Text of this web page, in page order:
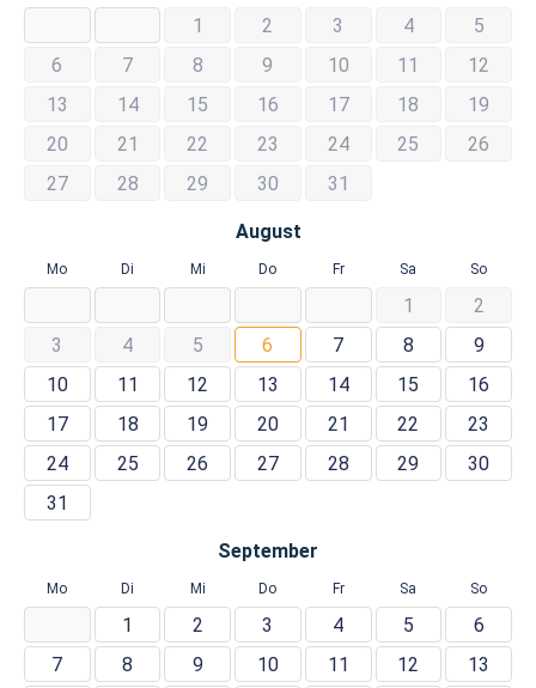
1 2 3 4
5
6
7 8 9 10 11
12
13
14 15 16 17 18
19
20
21 22 23 24 25
26
27
28 29 30 31
August
Mo Di Mi Do Fr Sa So
1
2
3
4 5 6 7 8
9
10
11 12 13 14 15
16
17
18 19 20 21 22
23
24
25 26 27 28 29
30
31
September
Mo Di Mi Do Fr Sa So
1 2 3 4 5
6
7
8 9 10 11 12
13